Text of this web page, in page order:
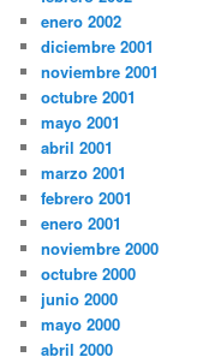
enero 2002
diciembre 2001
noviembre 2001
octubre 2001
mayo 2001
abril 2001
marzo 2001
febrero 2001
enero 2001
noviembre 2000
octubre 2000
junio 2000
mayo 2000
abril 2000